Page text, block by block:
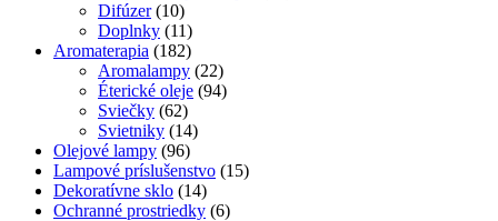
Difúzer (10)
Doplnky (11)
Aromaterapia (182)
Aromalampy (22)
Éterické oleje (94)
Sviečky (62)
Svietniky (14)
Olejové lampy (96)
Lampové príslušenstvo (15)
Dekoratívne sklo (14)
Ochranné prostriedky (6)